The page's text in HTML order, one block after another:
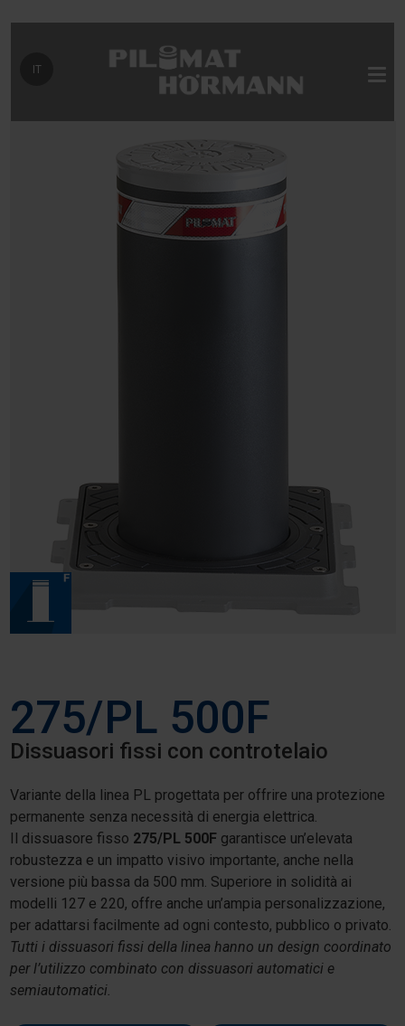
Seleziona la tua lingua
IT
275/PL 500F
Dissuasori fissi con controtelaio
Variante della linea PL progettata per offrire una protezione
permanente senza necessità di energia elettrica.
Il dissuasore fisso 275/PL 500F garantisce un’elevata
robustezza e un impatto visivo importante, anche nella
versione più bassa da 500 mm. Superiore in solidità ai
modelli 127 e 220, offre anche un’ampia personalizzazione,
per adattarsi facilmente ad ogni contesto, pubblico o privato.
Tutti i dissuasori fissi della linea hanno un design coordinato
per l’utilizzo combinato con dissuasori automatici e
semiautomatici.